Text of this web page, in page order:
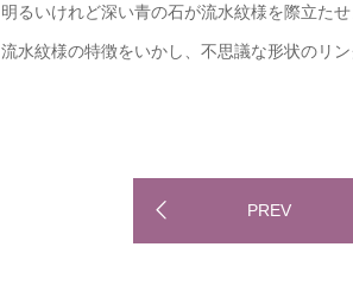
明るいけれど深い青の石が流水紋様を際立たせ
流水紋様の特徴をいかし、不思議な形状のリン
PREV